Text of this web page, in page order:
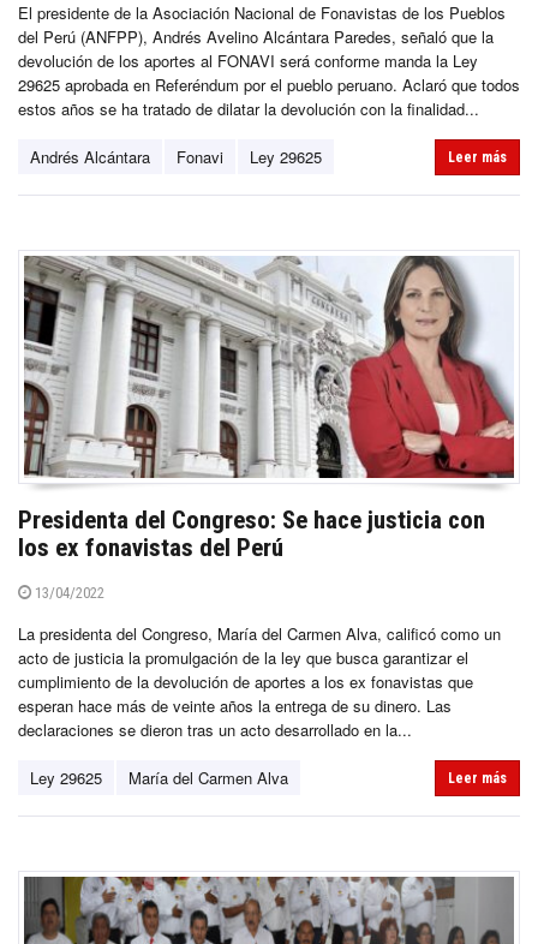
El presidente de la Asociación Nacional de Fonavistas de los Pueblos
del Perú (ANFPP), Andrés Avelino Alcántara Paredes, señaló que la
devolución de los aportes al FONAVI será conforme manda la Ley
29625 aprobada en Referéndum por el pueblo peruano. Aclaró que todos
estos años se ha tratado de dilatar la devolución con la finalidad...
Andrés Alcántara Fonavi Ley 29625 Leer más
Presidenta del Congreso: Se hace justicia con
los ex fonavistas del Perú
13/04/2022
La presidenta del Congreso, María del Carmen Alva, calificó como un
acto de justicia la promulgación de la ley que busca garantizar el
cumplimiento de la devolución de aportes a los ex fonavistas que
esperan hace más de veinte años la entrega de su dinero. Las
declaraciones se dieron tras un acto desarrollado en la...
Ley 29625 María del Carmen Alva Leer más